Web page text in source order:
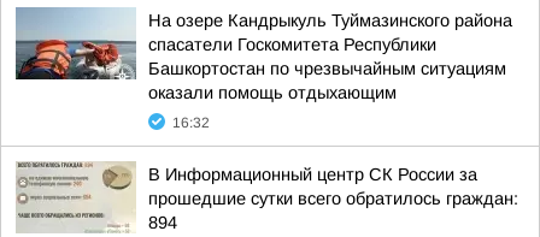
На озере Кандрыкуль Туймазинского района
спасатели Госкомитета Республики
Башкортостан по чрезвычайным ситуациям
оказали помощь отдыхающим
16:32
В Информационный центр СК России за
прошедшие сутки всего обратилось граждан:
894